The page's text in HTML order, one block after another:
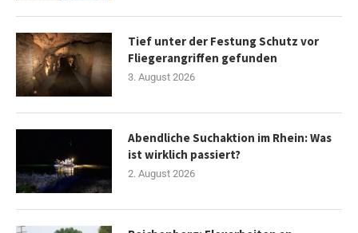
Tief unter der Festung Schutz vor
Fliegerangriffen gefunden
3. August 2026
Abendliche Suchaktion im Rhein: Was
ist wirklich passiert?
2. August 2026